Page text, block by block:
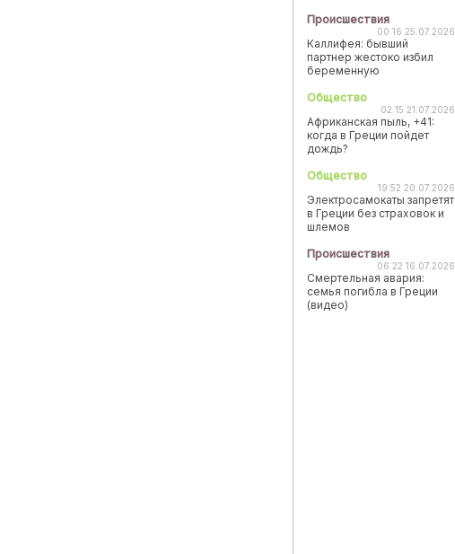
Происшествия
00:16 25.07.2026
Каллифея: бывший
партнер жестоко избил
беременную
Общество
02:15 21.07.2026
Африканская пыль, +41:
когда в Греции пойдет
дождь?
Общество
19:52 20.07.2026
Электросамокаты запретят
в Греции без страховок и
шлемов
Происшествия
06:22 16.07.2026
Смертельная авария:
семья погибла в Греции
(видео)